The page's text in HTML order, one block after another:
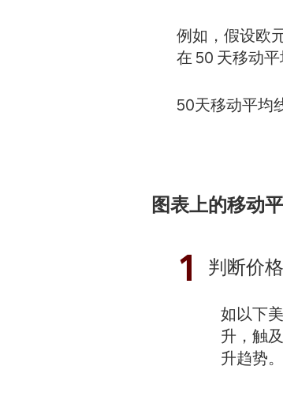
例如，假设欧
在 50 天移动
50天移动平均
图表上的移动
1 判断价
如以下
升，触
升趋势。